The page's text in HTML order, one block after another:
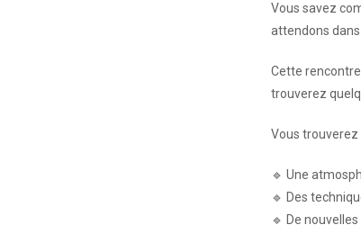
Vous savez
attendons
Cette
trouverez
Vous trouverez
🔹 Une
🔹 Des
🔹 De